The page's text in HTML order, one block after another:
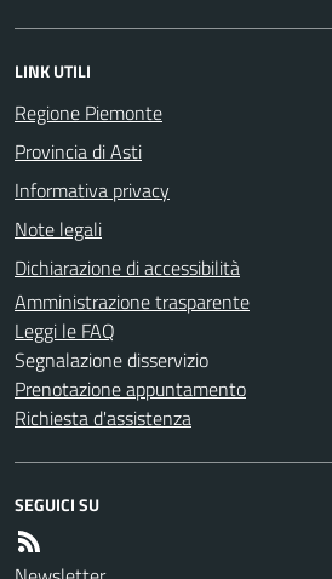
LINK UTILI
Regione Piemonte
Provincia di Asti
Informativa privacy
Note legali
Dichiarazione di accessibilità
Amministrazione trasparente
Leggi le FAQ
Segnalazione disservizio
Prenotazione appuntamento
Richiesta d'assistenza
SEGUICI SU